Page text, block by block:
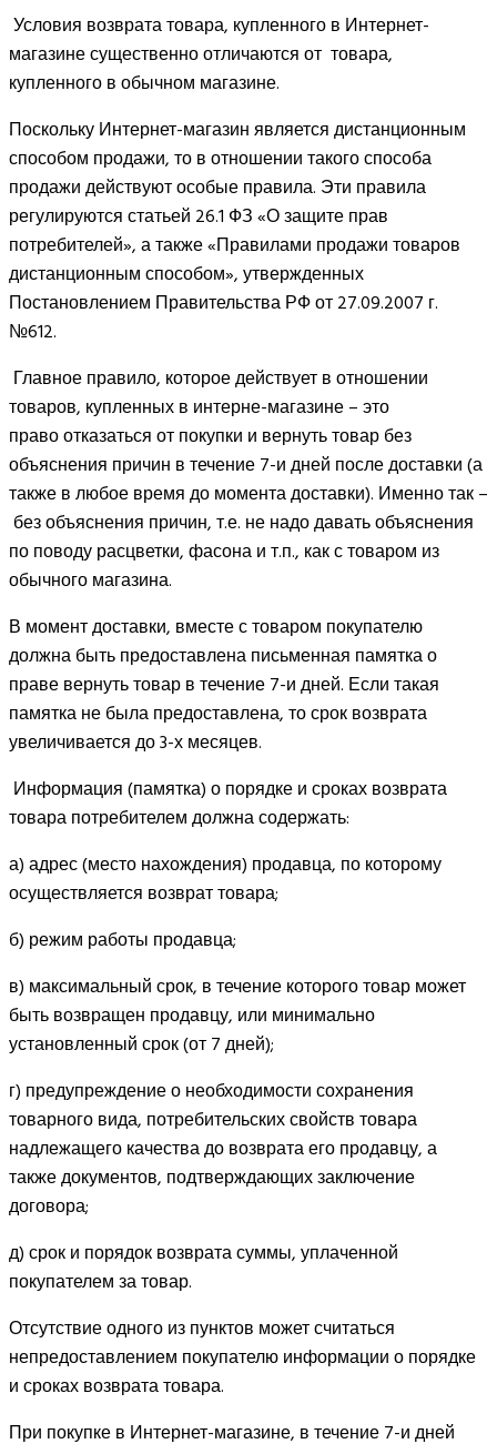
Условия возврата товара, купленного в Интернет-
магазине существенно отличаются от товара,
купленного в обычном магазине.
Поскольку Интернет-магазин является дистанционным
способом продажи, то в отношении такого способа
продажи действуют особые правила. Эти правила
регулируются статьей 26.1 ФЗ «О защите прав
потребителей», а также «Правилами продажи товаров
дистанционным способом», утвержденных
Постановлением Правительства РФ от 27.09.2007 г.
№612.
Главное правило, которое действует в отношении
товаров, купленных в интерне-магазине – это
право отказаться от покупки и вернуть товар без
объяснения причин в течение 7-и дней после доставки (а
также в любое время до момента доставки). Именно так –
без объяснения причин, т.е. не надо давать объяснения
по поводу расцветки, фасона и т.п., как с товаром из
обычного магазина.
В момент доставки, вместе с товаром покупателю
должна быть предоставлена письменная памятка о
праве вернуть товар в течение 7-и дней. Если такая
памятка не была предоставлена, то срок возврата
увеличивается до 3-х месяцев.
Информация (памятка) о порядке и сроках возврата
товара потребителем должна содержать:
а) адрес (место нахождения) продавца, по которому
осуществляется возврат товара;
б) режим работы продавца;
в) максимальный срок, в течение которого товар может
быть возвращен продавцу, или минимально
установленный срок (от 7 дней);
г) предупреждение о необходимости сохранения
товарного вида, потребительских свойств товара
надлежащего качества до возврата его продавцу, а
также документов, подтверждающих заключение
договора;
д) срок и порядок возврата суммы, уплаченной
покупателем за товар.
Отсутствие одного из пунктов может считаться
непредоставлением покупателю информации о порядке
и сроках возврата товара.
При покупке в Интернет-магазине, в течение 7-и дней